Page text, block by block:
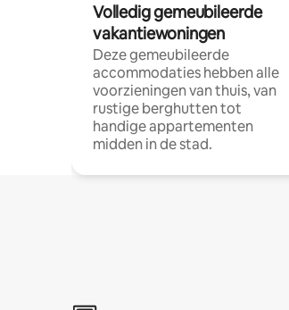
Volledig gemeubileerde
vakantiewoningen
Deze gemeubileerde
accommodaties hebben alle
voorzieningen van thuis, van
rustige berghutten tot
handige appartementen
midden in de stad.